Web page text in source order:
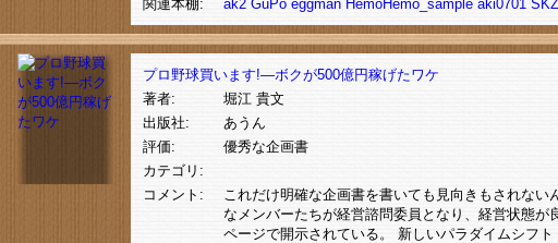
関連本棚:
ak2 GuPo eggman HemoHemo_sample aki0701 SKZ
プロ野球買います!―ボクが500億円稼げたワケ
著者:
堀江 貴文
出版社:
あうん
評価:
優秀な企画書
カテゴリ:
コメント:
これだけ明確な企画書を書いても見向きもされな
なメンバーたちが経営諮問委員となり、経営状態
ページで開示されている。 新しいパラダイムシフ